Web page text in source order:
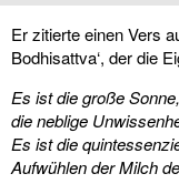
Er zitierte einen Vers
Bodhisattva‘, der die
Es ist die große
die neblige
Es ist die
Aufwühlen der Milch